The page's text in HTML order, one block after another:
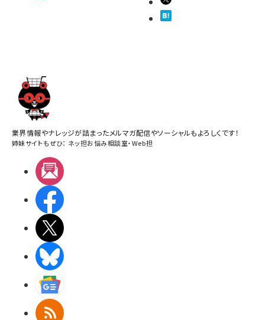
業界情報やナレッジが詰まったメルマガ配信やソーシャルもよろしくです！
姉妹サイトもぜひ： ネッ担お悩み相談室・Web担
RSS